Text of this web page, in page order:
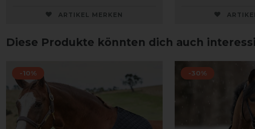
ARTIKEL MERKEN
Diese Produkte könnten dich auch
-10% -30%